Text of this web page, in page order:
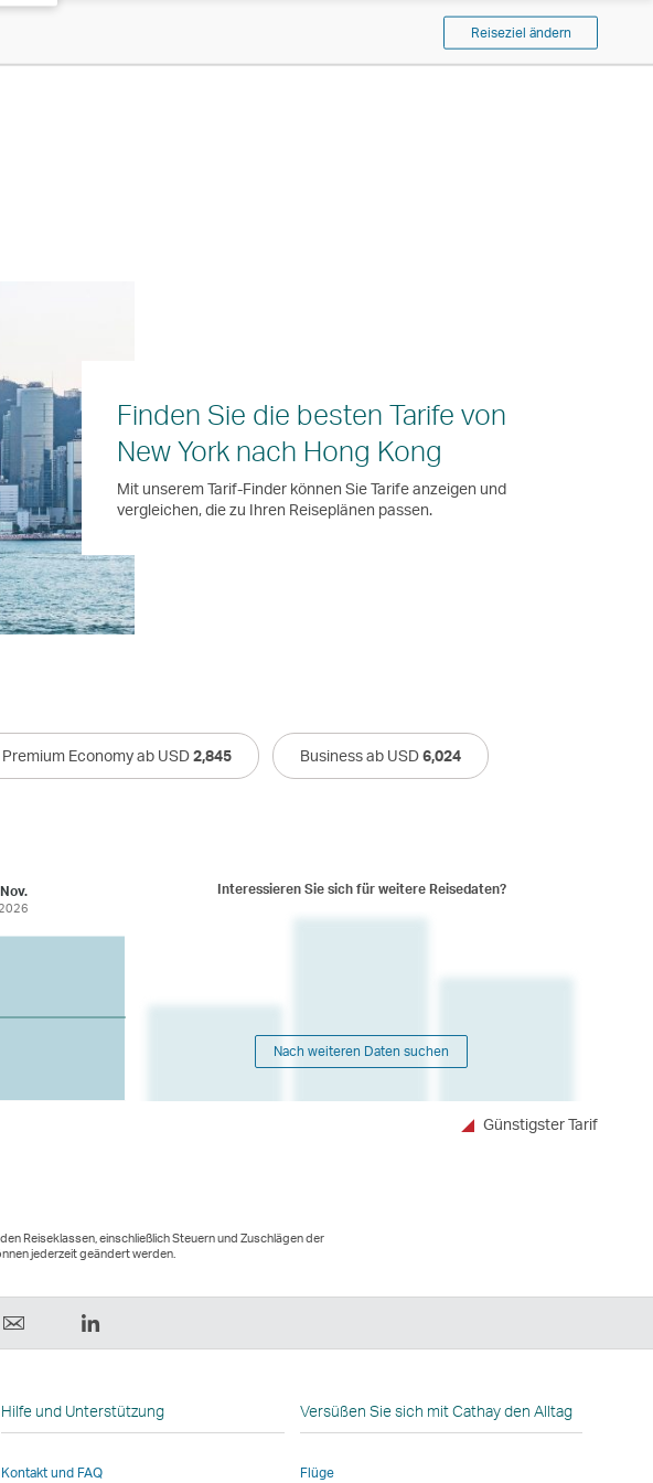
Reiseziel ändern
Finden Sie die besten Tarife von
New York nach Hong Kong
Mit unserem Tarif-Finder können Sie Tarife anzeigen und
vergleichen, die zu Ihren Reiseplänen passen.
Premium Economy ab USD2,845 Business ab USD6,024
Nov. Interessieren Sie sich für weitere Reisedaten?
Nach weiteren Daten suchen
Günstigster Tarif
Reiseklassen, einschließlich Steuern und Zuschlägen der
jederzeit geändert werden.
Mail
Link
wird
LinkedIn
Der
wird
in
Hilfe und Unterstützung
Kontakt und FAQ
Versüßen Sie sich mit Cathay den Alltag
Flüge